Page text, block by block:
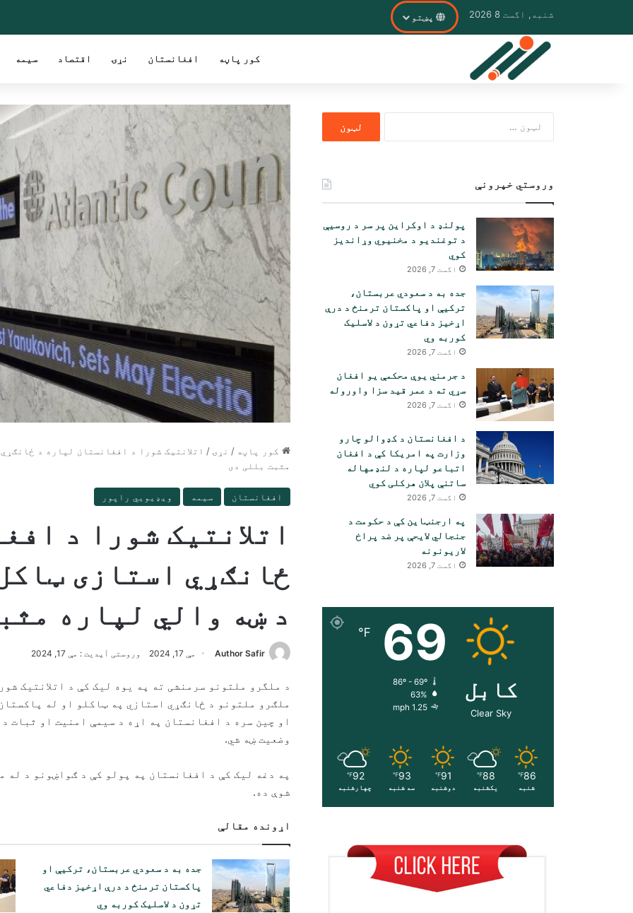
شنبه, اگست 8 2026 پښتو
کور پاڼه افغانستان نړۍ اقتصاد سیمه
کور پاڼه / نړۍ / اتلانتیک شورا د افغانستان لپاره د
مثبت بللی دی
افغانستان سیمه ویډیويي راپور
اتلانتیک شورا د
ځانګړي استازی
د ښه والي لپاره
Author Safir مې 17, 2024 وروستی آپدیت : مې 17, 2024
د ملگرو ملتونو سرمنشی ته په یوه لیک کې د اتلانتیک
ملګرو ملتونو د ځانګړي استازي په ټاکلو او له
او چین سره د افغانستان په اړه د سیمې امنیت او ثبات
وضعیت ښه شي.
په دغه لیک کې د افغانستان په پولو کې د ګواښونو د
شوې ده.
اړونده مقالې
جده به د سعودي عربستان، ترکیې او
پاکستان ترمنځ د درې اړخیز دفاعي
تړون د لاسلیک کوربه وي
لپاره
وروستي خپرونې
پولنډ د اوکراین پر سر د روسیې
د توغندیو د مخنیوي وړاندیز
کوي
اگست 7, 2026
جده به د سعودي عربستان،
ترکیې او پاکستان ترمنځ د درې
اړخیز دفاعي تړون د لاسلیک
کوربه وي
اگست 7, 2026
د جرمني یوې محکمې یو افغان
سړي ته د عمر قید سزا واوروله
اگست 7, 2026
د افغانستان د کډوالو چارو
وزارت په امریکا کې د افغان
اتباعو لپاره د لنډمهاله
ساتنې پلان هرکلی کوي
اگست 7, 2026
په ارجنټاین کې د حکومت د
جنجالي لایحې پر ضد پراخ
لاریونونه
اگست 7, 2026
کابل
Clear Sky
69
℉
86º - 69º
63%
1.25 mph
86
℉
شنبه
88
℉
یکشنبه
91
℉
دوشنبه
93
℉
سه شنبه
92
℉
چهارشنبه